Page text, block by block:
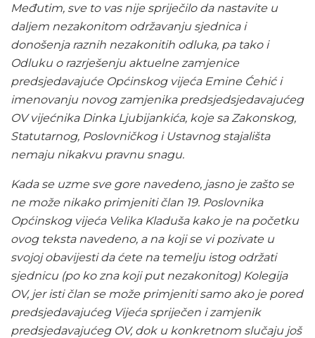
Međutim, sve to vas nije spriječilo da nastavite u
daljem nezakonitom održavanju sjednica i
donošenja raznih nezakonitih odluka, pa tako i
Odluku o razrješenju aktuelne zamjenice
predsjedavajuće Općinskog vijeća Emine Ćehić i
imenovanju novog zamjenika predsjedsjedavajućeg
OV vijećnika Dinka Ljubijankića, koje sa Zakonskog,
Statutarnog, Poslovničkog i Ustavnog stajališta
nemaju nikakvu pravnu snagu.
Kada se uzme sve gore navedeno, jasno je zašto se
ne može nikako primjeniti član 19. Poslovnika
Općinskog vijeća Velika Kladuša kako je na početku
ovog teksta navedeno, a na koji se vi pozivate u
svojoj obavijesti da ćete na temelju istog održati
sjednicu (po ko zna koji put nezakonitog) Kolegija
OV, jer isti član se može primjeniti samo ako je pored
predsjedavajućeg Vijeća spriječen i zamjenik
predsjedavajućeg OV, dok u konkretnom slučaju još